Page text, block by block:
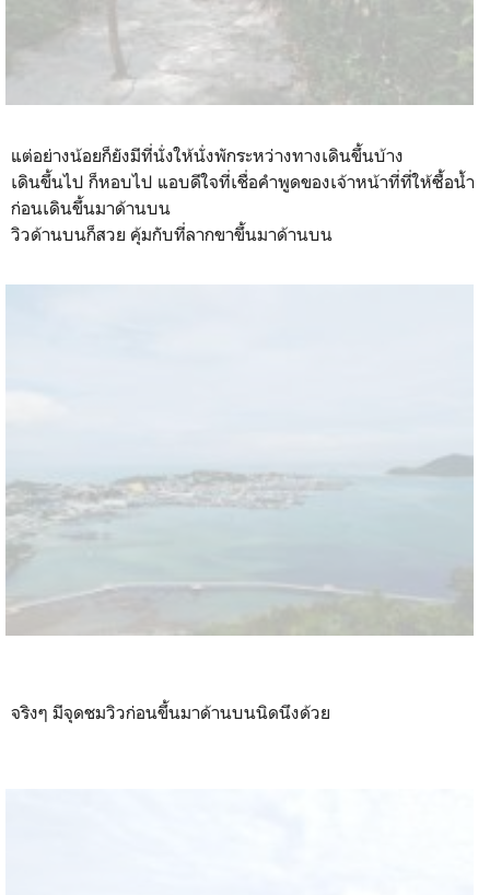
แต่อย่างน้อยก็ยังมีที่นั่งให้นั่งพักระหว่างทางเดินขึ้นบ้าง
เดินขึ้นไป ก็หอบไป แอบดีใจที่เชื่อคำพูดของเจ้าหน้าที่ที่ให้ซื้อน้ำ
ก่อนเดินขึ้นมาด้านบน
วิวด้านบนก็สวย คุ้มกับที่ลากขาขึ้นมาด้านบน
จริงๆ มีจุดชมวิวก่อนขึ้นมาด้านบนนิดนึงด้วย